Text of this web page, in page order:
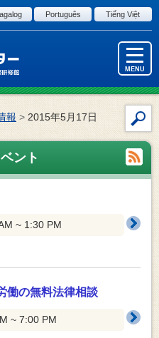
Português
Tiếng Việt
MENU
イ
ト
内
報 >2015年5月17日
ント
~ 1:30 PM
働の無料法律相談
~ 7:00 PM